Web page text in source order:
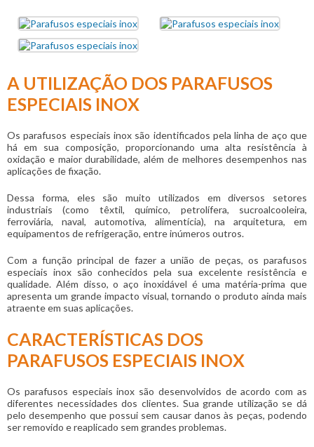
A UTILIZAÇÃO DOS PARAFUSOS
ESPECIAIS INOX
Osparafusos especiais inoxsão identificados pela linha de aço que
há em sua composição, proporcionando uma alta resistência à
oxidação e maior durabilidade, além de melhores desempenhos nas
aplicações de fixação.
Dessa forma, eles são muito utilizados em diversos setores
industriais (como têxtil, químico, petrolífera, sucroalcooleira,
ferroviária, naval, automotiva, alimentícia), na arquitetura, em
equipamentos de refrigeração, entre inúmeros outros.
Com a função principal de fazer a união de peças, os parafusos
especiais inoxsão conhecidos pela sua excelente resistência e
qualidade. Além disso, o aço inoxidável é uma matéria-prima que
apresenta um grande impacto visual, tornando o produto ainda mais
atraente em suas aplicações.
CARACTERÍSTICAS DOS
PARAFUSOS ESPECIAIS INOX
Os parafusos especiais inox são desenvolvidos de acordo com as
diferentes necessidades dos clientes. Sua grande utilização se dá
pelo desempenho que possui sem causar danos às peças, podendo
ser removido e reaplicado sem grandes problemas.